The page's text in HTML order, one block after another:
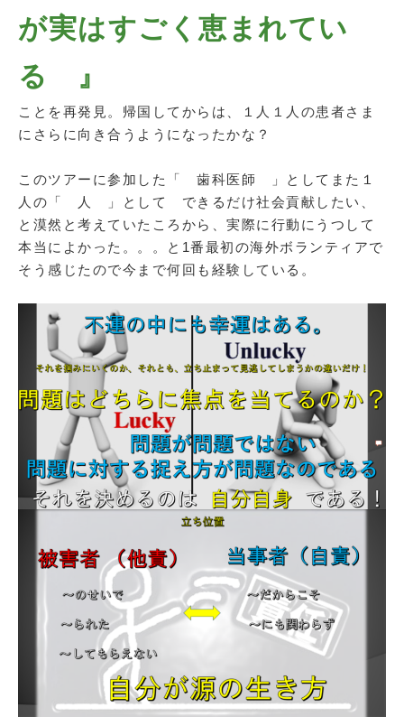
が実はすごく恵まれてい
る 』
ことを再発見。帰国してからは、１人１人の患者さま
にさらに向き合うようになったかな？
このツアーに参加した「 歯科医師 」としてまた１
人の「 人 」として できるだけ社会貢献したい、
と漠然と考えていたころから、実際に行動にうつして
本当によかった。。。と1番最初の海外ボランティアで
そう感じたので今まで何回も経験している。